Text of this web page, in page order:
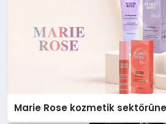
Marie Rose kozmetik